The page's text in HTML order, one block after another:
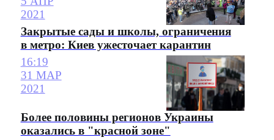
2021
Закрытые сады и школы, ограничения
в метро: Киев ужесточает карантин
16:19
31 МАР
2021
Более половины регионов Украины
оказались в "красной зоне"